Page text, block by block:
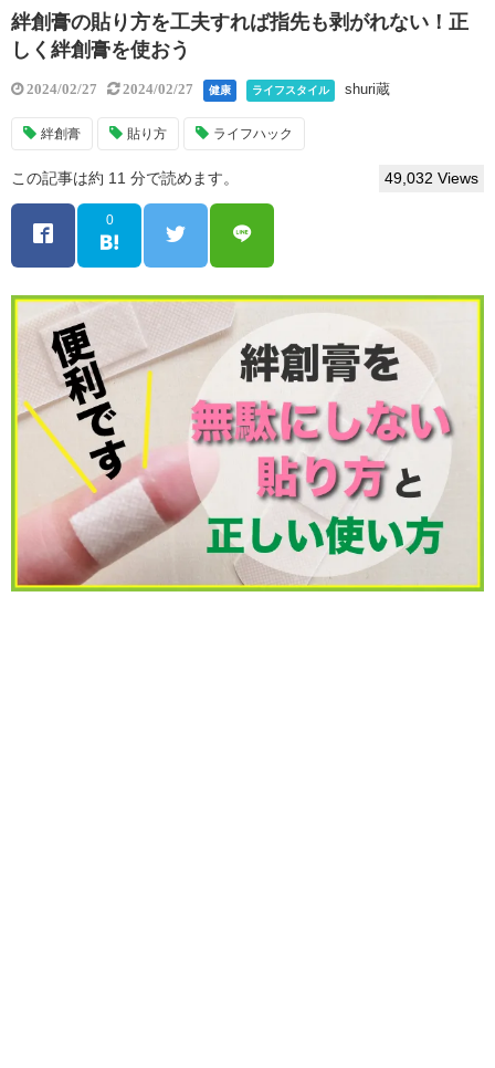
絆創膏の貼り方を工夫すれば指先も剥がれない！正
しく絆創膏を使おう
2024/02/27 2024/02/27 健康 ライフスタイル shuri蔵
絆創膏 貼り方 ライフハック
この記事は約 11 分で読めます。 49,032 Views
0